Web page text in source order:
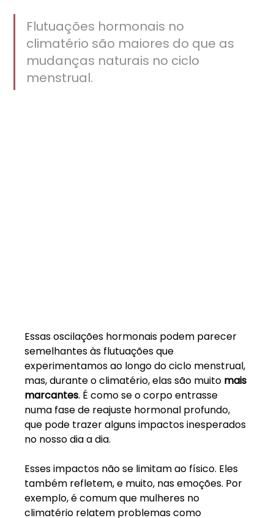
Flutuações hormonais no
climatério são maiores do que as
mudanças naturais no ciclo
menstrual.
Essas oscilações hormonais podem parecer
semelhantes às flutuações que
experimentamos ao longo do ciclo menstrual,
mas, durante o climatério, elas são muito mais
marcantes. É como se o corpo entrasse
numa fase de reajuste hormonal profundo,
que pode trazer alguns impactos inesperados
no nosso dia a dia.
Esses impactos não se limitam ao físico. Eles
também refletem, e muito, nas emoções. Por
exemplo, é comum que mulheres no
climatério relatem problemas como